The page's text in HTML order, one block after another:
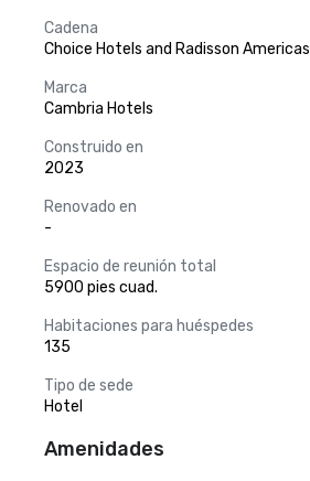
Cadena
Choice Hotels and Radisson Americas
Marca
Cambria Hotels
Construido en
2023
Renovado en
-
Espacio de reunión total
5900 pies cuad.
Habitaciones para huéspedes
135
Tipo de sede
Hotel
Amenidades